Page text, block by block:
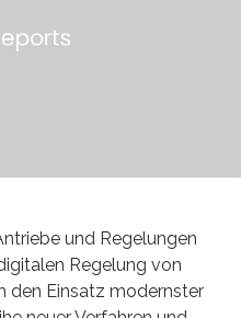
und Regelungen
Regelung von
den Einsatz modernster